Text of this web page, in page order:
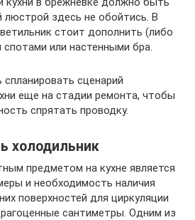
здесь не обойтись. В
стоит дополнить (либо
или настенными бра.
спланировать сценарий
еще на стадии ремонта, чтобы
спрятать проводку.
холодильник
предметом на кухне является
и необходимость наличия
поверхностей для циркуляции
сантиметры. Одним из